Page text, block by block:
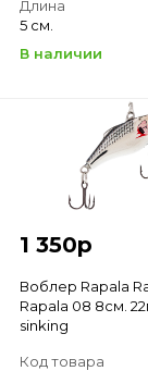
Длина
5 см.
В наличии
1 350р
Воблер Rapala
Rapala 08 8см.
sinking
Код товара